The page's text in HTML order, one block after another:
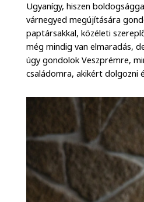
Ugyanígy, hiszen
várnegyed megújítására
paptársakkal, közéleti
még mindig van elmaradás,
úgy gondolok Veszprémre,
családomra, akikért dolgozni